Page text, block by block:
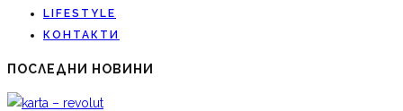
LIFESTYLE
КОНТАКТИ
ПОСЛЕДНИ НОВИНИ